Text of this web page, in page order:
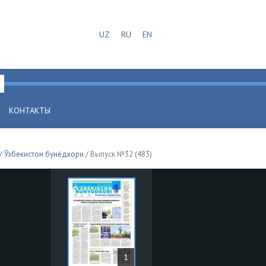
UZ RU EN
КОНТАКТЫ
Ўзбекистон бунёдкори / Выпуск №32 (483)
1